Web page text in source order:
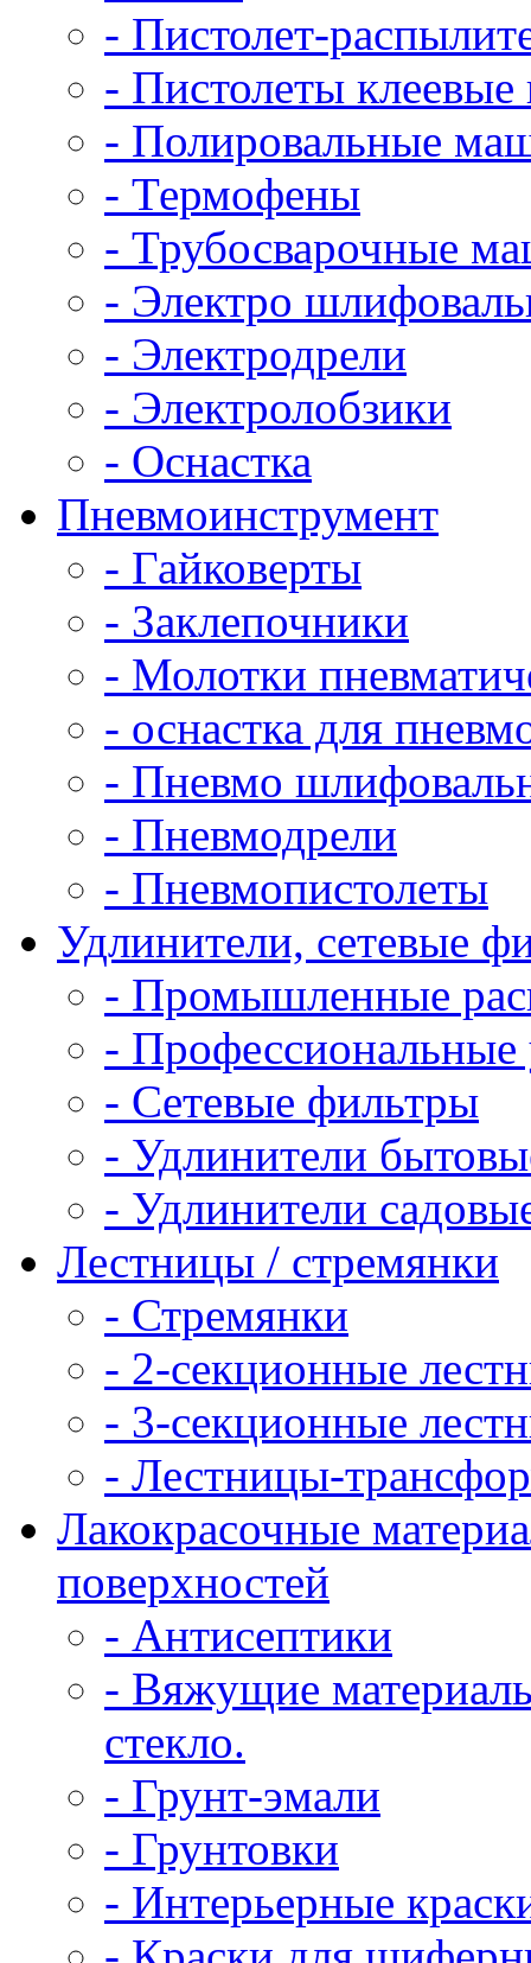
- Пистолет-
- Пистолеты
- Полировальные
- Термофены
- Трубосварочные
- Электро
- Электродрели
- Электролобзики
- Оснастка
Пневмоинструмент
- Гайковерты
- Заклепочники
- Молотки
- оснастка для
- Пневмо
- Пневмодрели
- Пневмопистолеты
Удлинители, сетевые
- Промышленные
- Профессиональные
- Сетевые фильтры
- Удлинители
- Удлинители
Лестницы / стремянки
- Стремянки
- 2-секционные
- 3-секционные
- Лестницы-
Лакокрасочные
поверхностей
- Антисептики
- Вяжущие
стекло.
- Грунт-эмали
- Грунтовки
- Интерьерные